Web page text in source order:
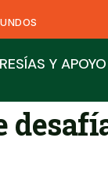
Y APOYO